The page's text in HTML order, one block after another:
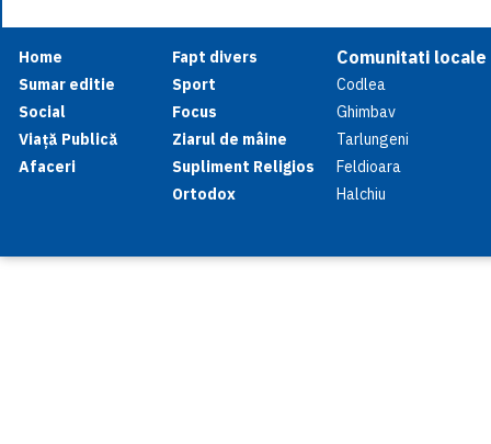
Home
Sumar editie
Social
Viață Publică
Afaceri
Fapt divers
Sport
Focus
Ziarul de mâine
Supliment Religios
Ortodox
Comunitati locale
Codlea
Ghimbav
Tarlungeni
Feldioara
Halchiu